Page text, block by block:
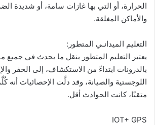
الحرارة، أو التي بها غازات سامة، أو شديدة
والأماكن المغلقة.
التعليم الميدانـي المتطور:
يعتبر التعليم المتطور بنقل ما يحدث في جميع
بالدرونات ابتداءً من الاستكشاف، إلى الحفر
اللوجستية والصيانة، وقد دلَّت الإحصائيات أنه
متقنًا، كانت الحوادث أقل.
IOT+ GPS